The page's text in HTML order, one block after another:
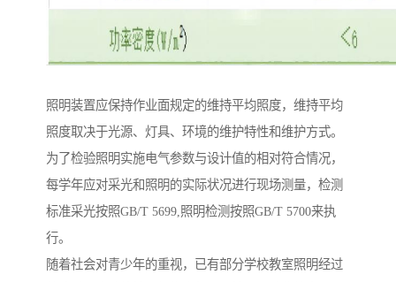
照明装置应保持作业面规定的维持平均照度，维持平均
照度取决于光源、灯具、环境的维护特性和维护方式。
为了检验照明实施电气参数与设计值的相对符合情况，
每学年应对采光和照明的实际状况进行现场测量，检测
标准采光按照GB/T 5699,照明检测按照GB/T 5700来执
行。
随着社会对青少年的重视，已有部分学校教室照明经过